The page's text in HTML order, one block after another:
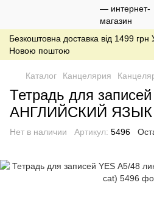
Безкоштовна доставка від 1499
Новою поштою
Каталог Канцелярия
Тетрадь для
АНГЛИЙСКИЙ ЯЗЫК
Нет в наличии Артикул: 5496